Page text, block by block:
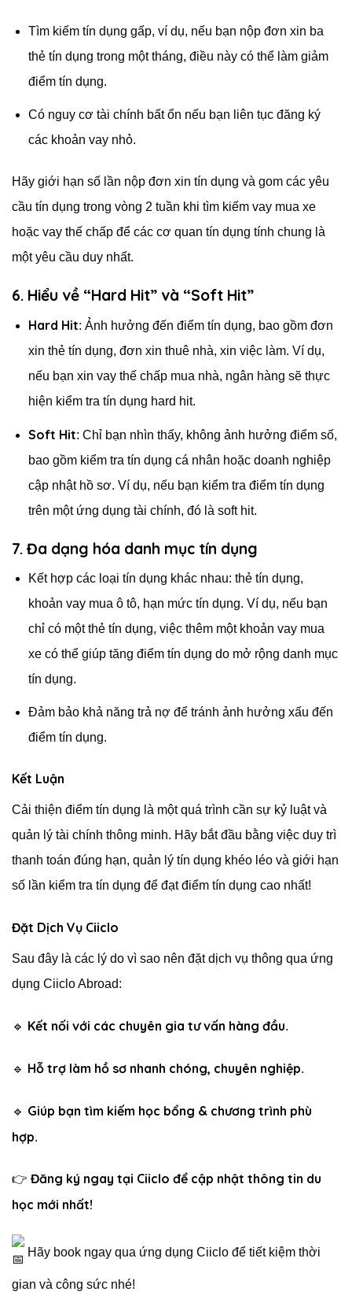
Tìm kiếm tín dụng gấp, ví dụ, nếu bạn nộp đơn xin ba
thẻ tín dụng trong một tháng, điều này có thể làm giảm
điểm tín dụng.
Có nguy cơ tài chính bất ổn nếu bạn liên tục đăng ký
các khoản vay nhỏ.
Hãy giới hạn số lần nộp đơn xin tín dụng và gom các yêu
cầu tín dụng trong vòng 2 tuần khi tìm kiếm vay mua xe
hoặc vay thế chấp để các cơ quan tín dụng tính chung là
một yêu cầu duy nhất.
6. Hiểu về “Hard Hit” và “Soft Hit”
Hard Hit: Ảnh hưởng đến điểm tín dụng, bao gồm đơn
xin thẻ tín dụng, đơn xin thuê nhà, xin việc làm. Ví dụ,
nếu bạn xin vay thế chấp mua nhà, ngân hàng sẽ thực
hiện kiểm tra tín dụng hard hit.
Soft Hit: Chỉ bạn nhìn thấy, không ảnh hưởng điểm số,
bao gồm kiểm tra tín dụng cá nhân hoặc doanh nghiệp
cập nhật hồ sơ. Ví dụ, nếu bạn kiểm tra điểm tín dụng
trên một ứng dụng tài chính, đó là soft hit.
7. Đa dạng hóa danh mục tín dụng
Kết hợp các loại tín dụng khác nhau: thẻ tín dụng,
khoản vay mua ô tô, hạn mức tín dụng. Ví dụ, nếu bạn
chỉ có một thẻ tín dụng, việc thêm một khoản vay mua
xe có thể giúp tăng điểm tín dụng do mở rộng danh mục
tín dụng.
Đảm bảo khả năng trả nợ để tránh ảnh hưởng xấu đến
điểm tín dụng.
Kết Luận
Cải thiện điểm tín dụng là một quá trình cần sự kỷ luật và
quản lý tài chính thông minh. Hãy bắt đầu bằng việc duy trì
thanh toán đúng hạn, quản lý tín dụng khéo léo và giới hạn
số lần kiểm tra tín dụng để đạt điểm tín dụng cao nhất!
Đặt Dịch Vụ Ciiclo
Sau đây là các lý do vì sao nên đặt dịch vụ thông qua ứng
dụng Ciiclo Abroad:
🔹 Kết nối với các chuyên gia tư vấn hàng đầu.
🔹 Hỗ trợ làm hồ sơ nhanh chóng, chuyên nghiệp.
🔹 Giúp bạn tìm kiếm học bổng & chương trình phù
hợp.
👉 Đăng ký ngay tại Ciiclo để cập nhật thông tin du
học mới nhất!
Hãy book ngay qua ứng dụng Ciiclo để tiết kiệm thời
gian và công sức nhé!